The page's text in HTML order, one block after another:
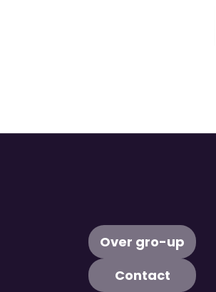
Over gro-up
Contact